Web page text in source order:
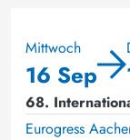
Mittwoch
16 Sep
68.
Eurogress